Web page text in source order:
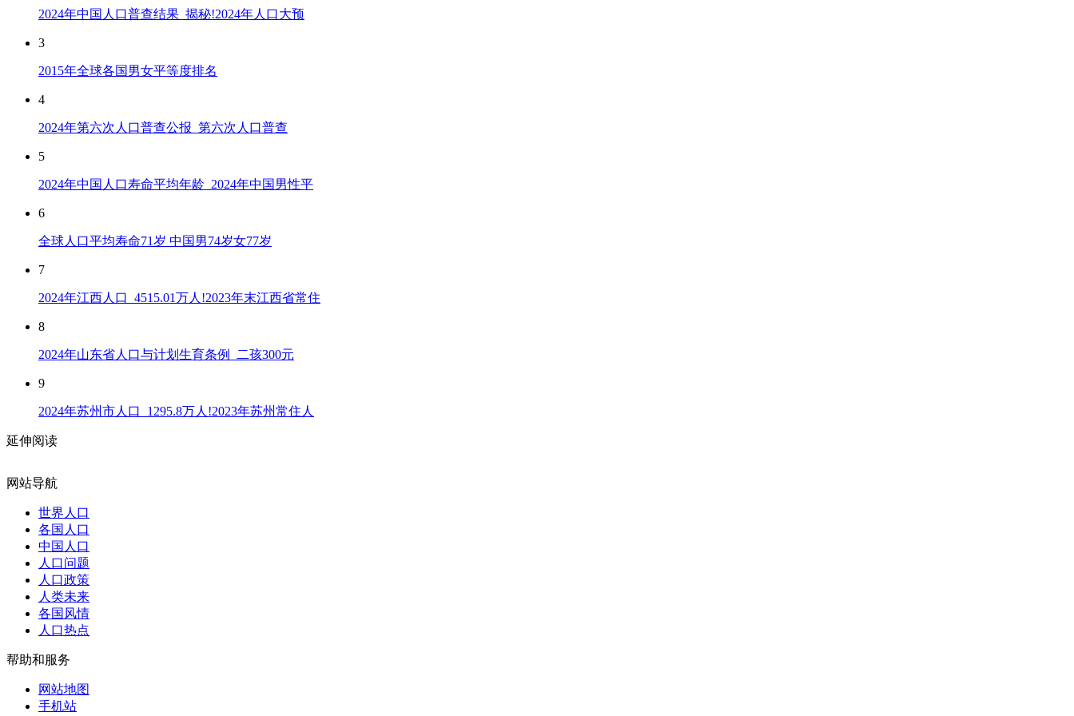
2024年中国人口普查结果_揭秘!2024年人口大预
3
2015年全球各国男女平等度排名
4
2024年第六次人口普查公报_第六次人口普查
5
2024年中国人口寿命平均年龄_2024年中国男性平
6
全球人口平均寿命71岁 中国男74岁女77岁
7
2024年江西人口_4515.01万人!2023年末江西省常住
8
2024年山东省人口与计划生育条例_二孩300元
9
2024年苏州市人口_1295.8万人!2023年苏州常住人
延伸阅读
网站导航
世界人口
各国人口
中国人口
人口问题
人口政策
人类未来
各国风情
人口热点
帮助和服务
网站地图
手机站